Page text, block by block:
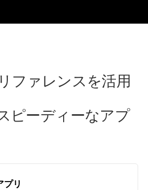
ファレンスを活用
ピーディーなアプ
プリ